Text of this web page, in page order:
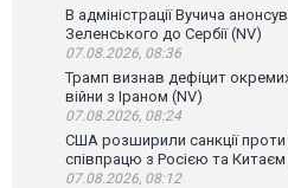
В адміністрації Вучича
Зеленського до Сербії (NV)
07.08.2026, 08:36
Трамп визнав дефіцит
війни з Іраном (NV)
07.08.2026, 08:24
США розширили санкції проти
співпрацю з Росією та Китаєм
07.08.2026, 08:12